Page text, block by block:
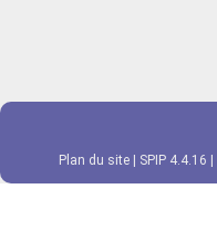
Plan du site SPIP 4.4.16